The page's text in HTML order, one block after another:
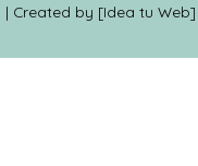
Created by [Idea tu Web]